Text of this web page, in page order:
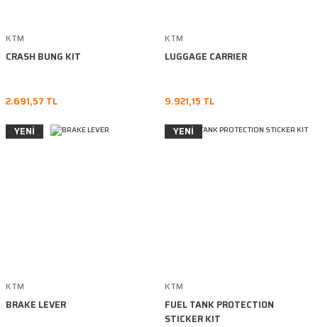
KTM
CRASH BUNG KIT
2.691,57 TL
KTM
LUGGAGE CARRIER
9.921,15 TL
YENİ
KTM
BRAKE LEVER
YENİ
KTM
FUEL TANK PROTECTION
STICKER KIT